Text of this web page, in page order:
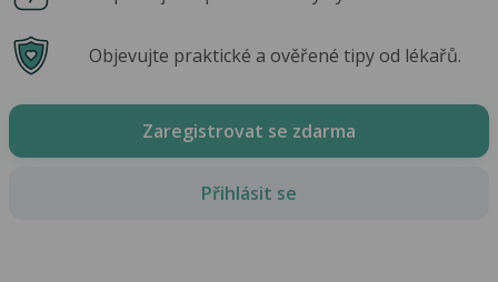
Objevujte praktické a ověřené tipy od lékařů.
Zaregistrovat se zdarma
Přihlásit se